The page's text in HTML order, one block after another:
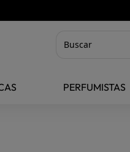
PERFUMISTAS